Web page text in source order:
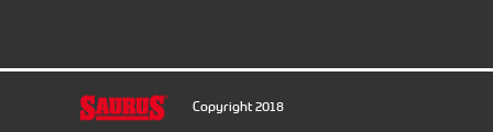
Copyright 2018